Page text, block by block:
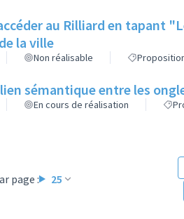
au Rilliard en tapant
la ville
Non réalisable
sémantique entre les
En cours de réalisation
page : 25